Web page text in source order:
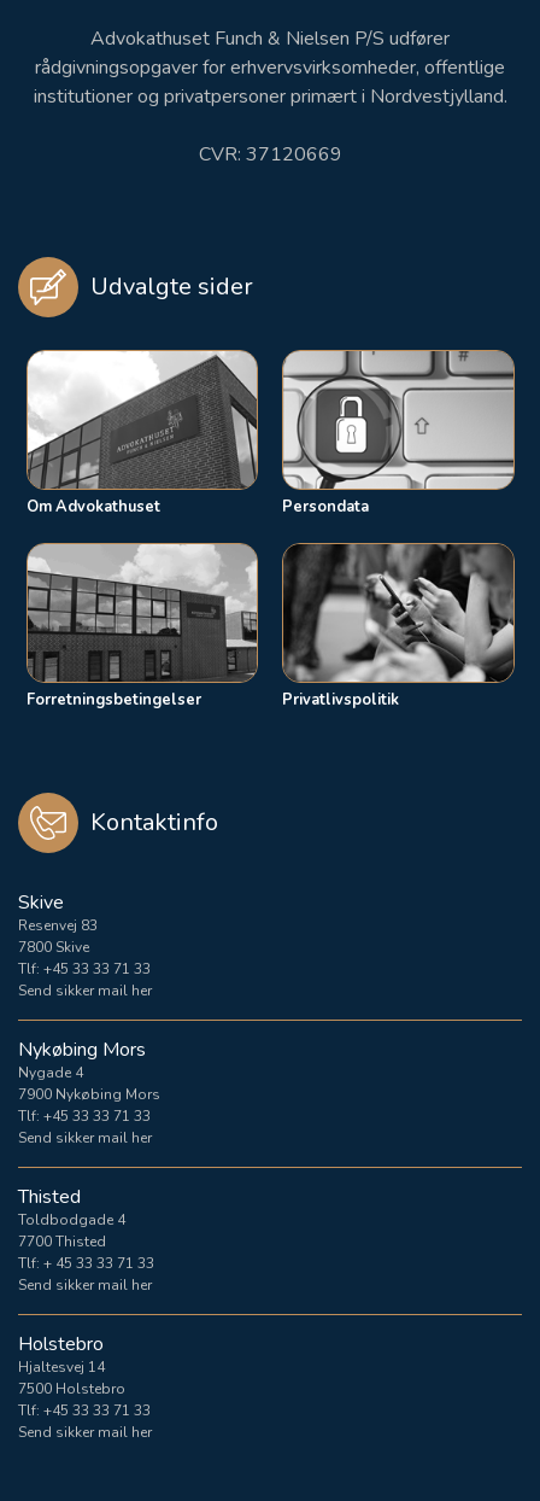
Advokathuset Funch & Nielsen P/S udfører
rådgivningsopgaver for erhvervsvirksomheder, offentlige
institutioner og privatpersoner primært i Nordvestjylland.
CVR: 37120669
Udvalgte sider
Om Advokathuset Persondata
Forretningsbetingelser Privatlivspolitik
Kontaktinfo
Skive
Resenvej 83
7800 Skive
Tlf: +45 33 33 71 33
Send sikker mail her
Nykøbing Mors
Nygade 4
7900 Nykøbing Mors
Tlf: +45 33 33 71 33
Send sikker mail her
Thisted
Toldbodgade 4
7700 Thisted
Tlf: + 45 33 33 71 33
Send sikker mail her
Holstebro
Hjaltesvej 14
7500 Holstebro
Tlf: +45 33 33 71 33
Send sikker mail her